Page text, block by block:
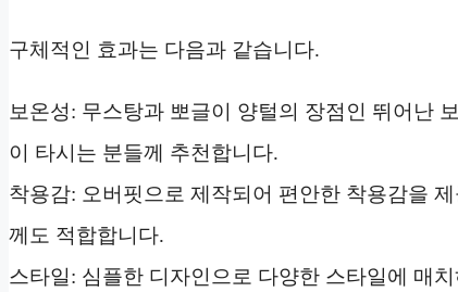
구체적인 효과는 다음과 같습니다.
보온성: 무스탕과 뽀글이 양털의 장점인 뛰어난
이 타시는 분들께 추천합니다.
착용감: 오버핏으로 제작되어 편안한 착용감을
께도 적합합니다.
스타일: 심플한 디자인으로 다양한 스타일에 매